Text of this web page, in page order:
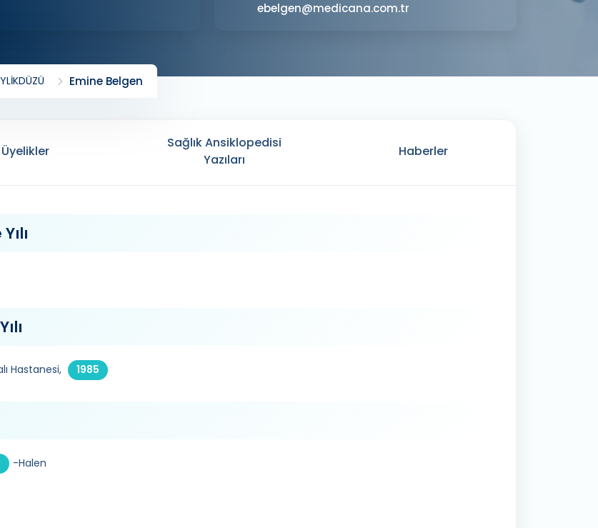
ebelgen@medicana.com.tr
Emine Belgen
Üyelikler
Sağlık Ansiklopedisi
Yazıları
Haberler
Hastanesi, 1985
-Halen